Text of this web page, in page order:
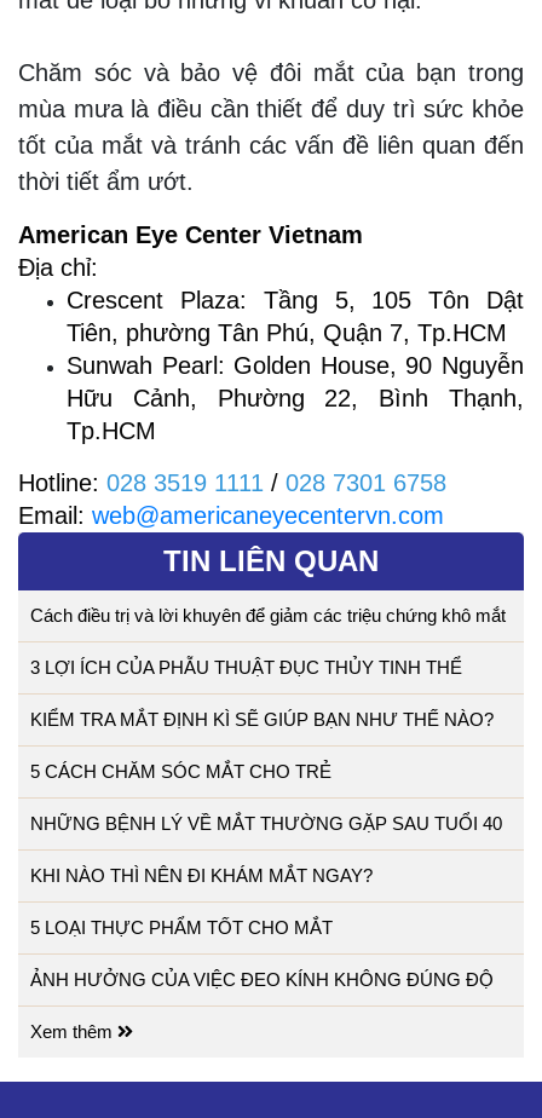
Chăm sóc và bảo vệ đôi mắt của bạn trong
mùa mưa là điều cần thiết để duy trì sức khỏe
tốt của mắt và tránh các vấn đề liên quan đến
thời tiết ẩm ướt.
American Eye Center Vietnam
Địa chỉ:
Crescent Plaza: Tầng 5, 105 Tôn Dật
Tiên, phường Tân Phú, Quận 7, Tp.HCM
Sunwah Pearl: Golden House, 90 Nguyễn
Hữu Cảnh, Phường 22, Bình Thạnh,
Tp.HCM
Hotline: 028 3519 1111 / 028 7301 6758
Email: web@americaneyecentervn.com
TIN LIÊN QUAN
Cách điều trị và lời khuyên để giảm các triệu chứng khô mắt
3 LỢI ÍCH CỦA PHẪU THUẬT ĐỤC THỦY TINH THỂ
KIỂM TRA MẮT ĐỊNH KÌ SẼ GIÚP BẠN NHƯ THẾ NÀO?
5 CÁCH CHĂM SÓC MẮT CHO TRẺ
NHỮNG BỆNH LÝ VỀ MẮT THƯỜNG GẶP SAU TUỔI 40
KHI NÀO THÌ NÊN ĐI KHÁM MẮT NGAY?
5 LOẠI THỰC PHẨM TỐT CHO MẮT
ẢNH HƯỞNG CỦA VIỆC ĐEO KÍNH KHÔNG ĐÚNG ĐỘ
Xem thêm